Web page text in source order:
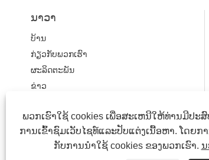
ນາວາ
ບ້ານ
ກ່ຽວ​ກັບ​ພວກ​ເຮົາ
ຜະລິດຕະພັນ
ຂ່າວ
ຕິດ​ຕໍ່​ພວກ​ເຮົາ
ພວກເຮົາໃຊ້ cookies ເພື່ອສະເຫນີໃຫ້ທ່ານມີປະ
ການເຂົ້າຊົມເວັບໄຊທ໌ແລະປັບແຕ່ງເນື້ອຫາ. ໂດຍກ
ກັບການນໍາໃຊ້ cookies ຂອງພວກເຮົາ.